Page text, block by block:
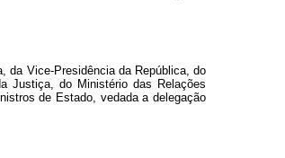
da Vice-Presidência da República, do
Justiça, do Ministério das Relações
de Estado, vedada a delegação